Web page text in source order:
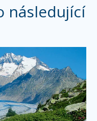
následující